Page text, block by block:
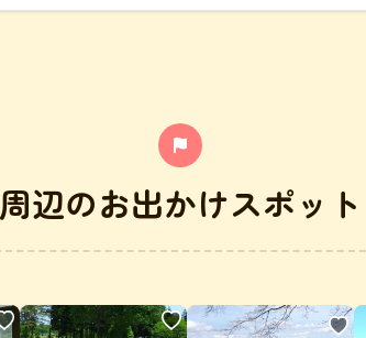
周辺のお出かけスポット